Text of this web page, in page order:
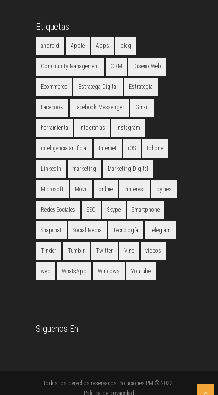
Etiquetas
android Apple Apps blog
Community Management CRM Diseño Web
Ecommerce Estratega Digital Estrategia
Facebook Facebook Messenger Gmail
herramienta infografías Instagram
inteligencia artificial Internet iOS Iphone
LinkedIn marketing Marketing Digital
Microsoft Móvil online Pinterest pymes
Redes Sociales SEO Skype Smartphone
Snapchat Social Media Tecnología Telegram
Tinder Tumblr Twitter Vine vídeos
web WhatsApp Windows Youtube
Siguenos En:
Todos los derechos reservados. Soluciones PM © 2022 -
Política de privacidad